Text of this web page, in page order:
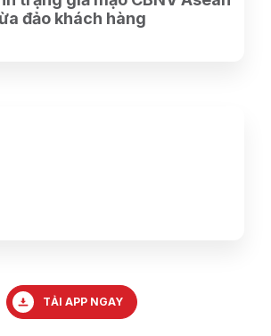
đảo khách hàng
TẢI APP NGAY